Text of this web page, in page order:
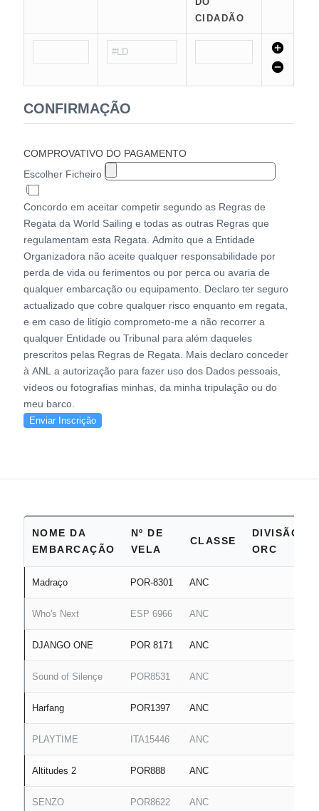
CIDADÃO
CONFIRMAÇÃO
COMPROVATIVO DO PAGAMENTO
Escolher Ficheiro
Concordo em aceitar competir segundo as Regras de
Regata da World Sailing e todas as outras Regras que
regulamentam esta Regata. Admito que a Entidade
Organizadora não aceite qualquer responsabilidade por
perda de vida ou ferimentos ou por perca ou avaria de
qualquer embarcação ou equipamento. Declaro ter seguro
actualizado que cobre qualquer risco enquanto em regata,
e em caso de litígio comprometo-me a não recorrer a
qualquer Entidade ou Tribunal para além daqueles
prescritos pelas Regras de Regata. Mais declaro conceder
à ANL a autorização para fazer uso dos Dados pessoais,
vídeos ou fotografias minhas, da minha tripulação ou do
meu barco.
Enviar Inscrição
NOME DA
EMBARCAÇÃO
Nº DE
VELA
CLASSE
DIVISÃO
ORC
Madraço POR-8301 ANC
Who's Next ESP 6966 ANC
DJANGO ONE POR 8171 ANC
Sound of Silençe POR8531 ANC
Harfang POR1397 ANC
PLAYTIME ITA15446 ANC
Altitudes 2 POR888 ANC
SENZO POR8622 ANC